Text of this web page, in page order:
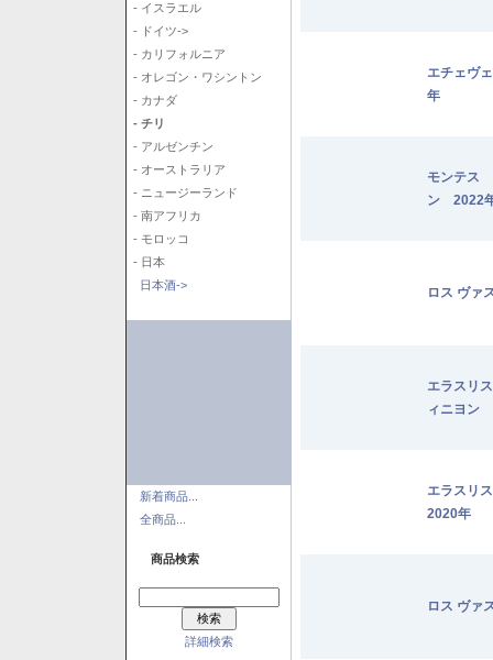
- イスラエル
- ドイツ->
- カリフォルニア
- オレゴン・ワシントン
- カナダ
- チリ
- アルゼンチン
- オーストラリア
- ニュージーランド
- 南アフリカ
- モロッコ
- 日本
日本酒->
新着商品...
全商品...
商品検索
詳細検索
エチェヴ
年
モンテス
ン 2022
ロス ヴァ
エラスリ
ィニヨン
エラスリ
2020年
ロス ヴァ